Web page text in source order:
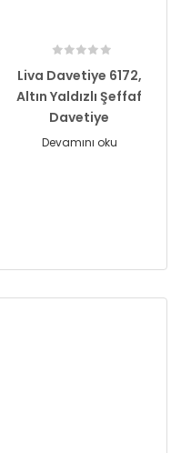
Liva Davetiye 6172,
Altın Yaldızlı Şeffaf
Davetiye
Devamını oku